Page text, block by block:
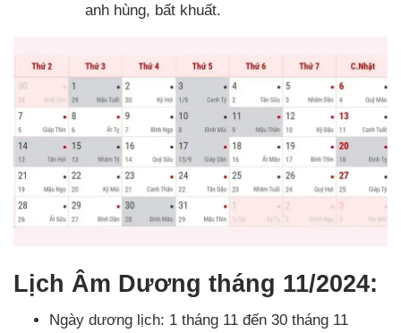
anh hùng, bất khuất.
Lịch Âm Dương tháng 11/2024:
Ngày dương lịch: 1 tháng 11 đến 30 tháng 11